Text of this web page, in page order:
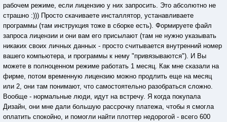
рабочем режиме, если лицензию у них запросить. Это абсолютно не
страшно :))) Просто скачиваете инсталлятор, устанавливаете
программы (там инструкция тоже в сборке есть). Формируете файл
запроса лицензии и они вам его присылают (там не нужно указывать
никаких своих личных данных - просто считывается внутренний номер
вашего компьютера, и программы к нему "привязываются"). И Вы
можете в полноценном режиме работать 1 месяц. Как мне сказали на
фирме, потом временную лицензию можно продлить еще на месяц
или 2, они там понимают, что самостоятельно разобраться сложно.
Вообще - нормальные люди, идут на встречу. Я когда покупала
Дизайн, они мне дали большую рассрочку платежа, чтобы я смогла
оплатить спокойно, и помогли найти плоттер недорогой - всего 600